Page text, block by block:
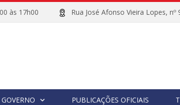
às 17h00 Rua José Afonso Vieira
PUBLICAÇÕES OFICIAIS